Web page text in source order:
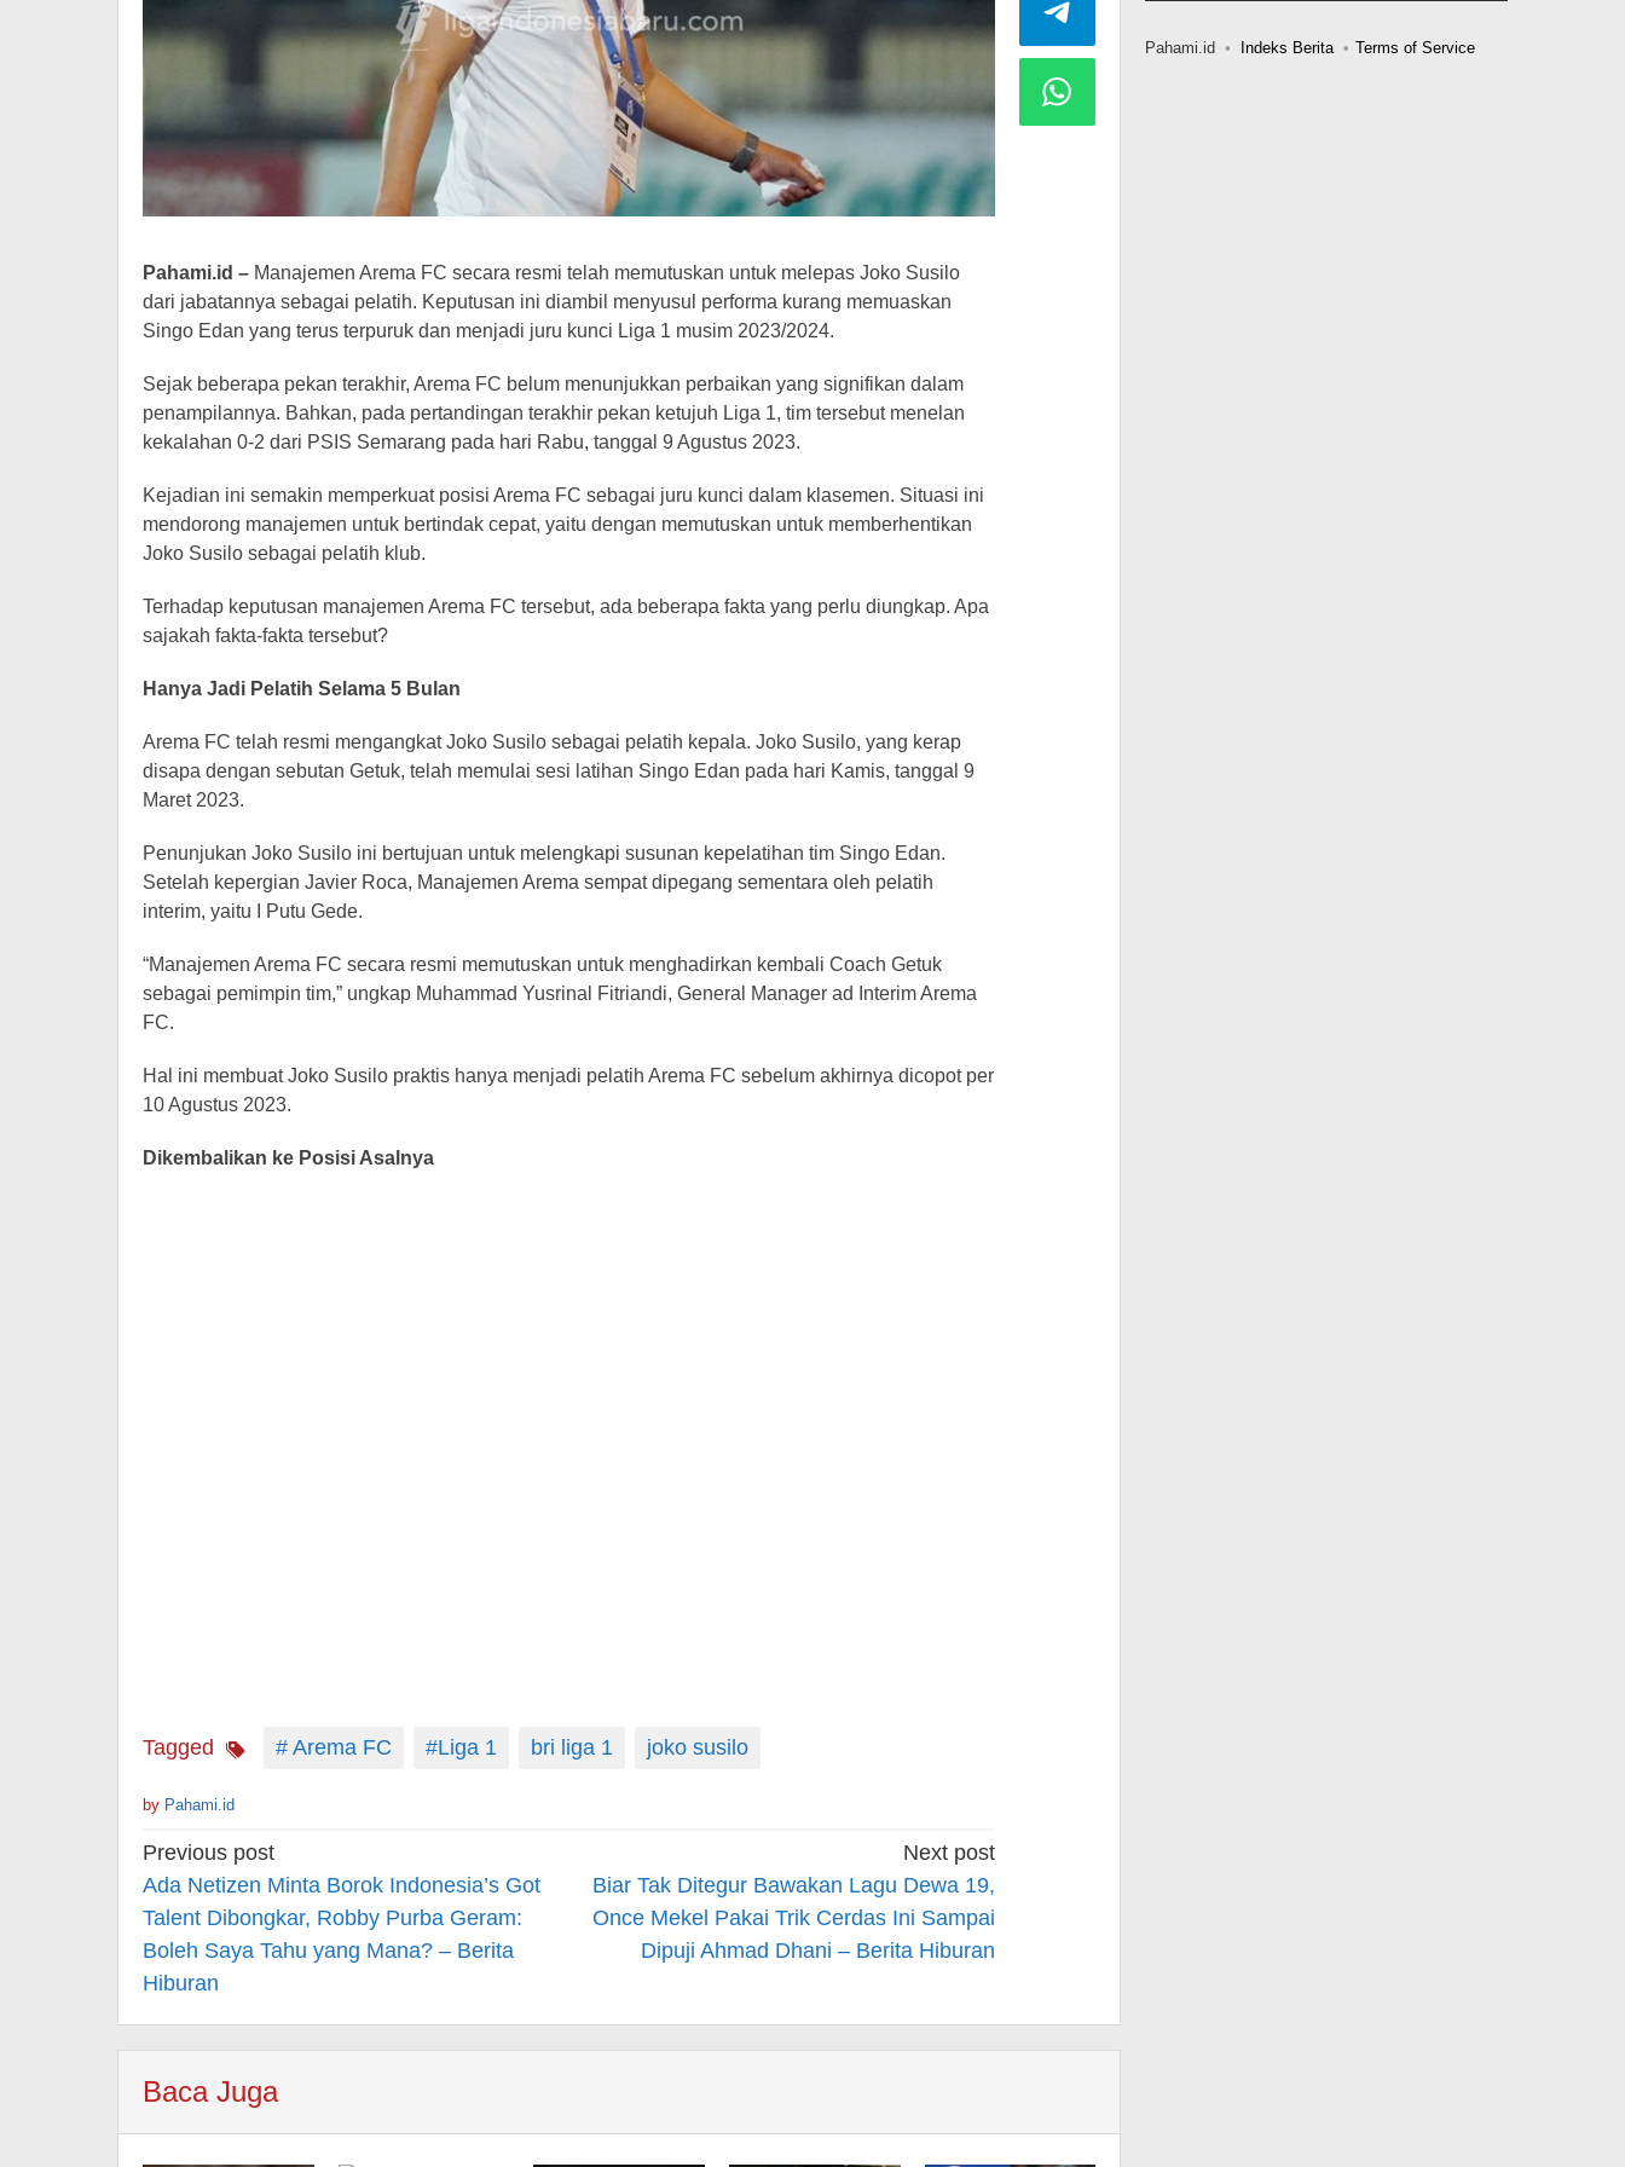
Pahami.id – Manajemen Arema FC secara resmi telah memutuskan untuk melepas Joko Susilo
dari jabatannya sebagai pelatih. Keputusan ini diambil menyusul performa kurang memuaskan
Singo Edan yang terus terpuruk dan menjadi juru kunci Liga 1 musim 2023/2024.
Sejak beberapa pekan terakhir, Arema FC belum menunjukkan perbaikan yang signifikan dalam
penampilannya. Bahkan, pada pertandingan terakhir pekan ketujuh Liga 1, tim tersebut menelan
kekalahan 0-2 dari PSIS Semarang pada hari Rabu, tanggal 9 Agustus 2023.
Kejadian ini semakin memperkuat posisi Arema FC sebagai juru kunci dalam klasemen. Situasi ini
mendorong manajemen untuk bertindak cepat, yaitu dengan memutuskan untuk memberhentikan
Joko Susilo sebagai pelatih klub.
Terhadap keputusan manajemen Arema FC tersebut, ada beberapa fakta yang perlu diungkap. Apa
sajakah fakta-fakta tersebut?
Hanya Jadi Pelatih Selama 5 Bulan
Arema FC telah resmi mengangkat Joko Susilo sebagai pelatih kepala. Joko Susilo, yang kerap
disapa dengan sebutan Getuk, telah memulai sesi latihan Singo Edan pada hari Kamis, tanggal 9
Maret 2023.
Penunjukan Joko Susilo ini bertujuan untuk melengkapi susunan kepelatihan tim Singo Edan.
Setelah kepergian Javier Roca, Manajemen Arema sempat dipegang sementara oleh pelatih
interim, yaitu I Putu Gede.
“Manajemen Arema FC secara resmi memutuskan untuk menghadirkan kembali Coach Getuk
sebagai pemimpin tim,” ungkap Muhammad Yusrinal Fitriandi, General Manager ad Interim Arema
FC.
Hal ini membuat Joko Susilo praktis hanya menjadi pelatih Arema FC sebelum akhirnya dicopot per
10 Agustus 2023.
Dikembalikan ke Posisi Asalnya
Tagged # Arema FC #Liga 1 bri liga 1 joko susilo
by Pahami.id
Post
navigation
Previous post
Ada Netizen Minta Borok Indonesia’s Got
Talent Dibongkar, Robby Purba Geram:
Boleh Saya Tahu yang Mana? – Berita
Hiburan
Next post
Biar Tak Ditegur Bawakan Lagu Dewa 19,
Once Mekel Pakai Trik Cerdas Ini Sampai
Dipuji Ahmad Dhani – Berita Hiburan
Baca Juga
Pahami.id Indeks Berita Terms of Service